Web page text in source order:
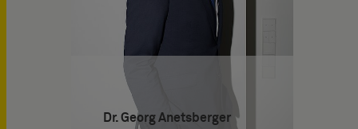
Dr. Georg Anetsberger